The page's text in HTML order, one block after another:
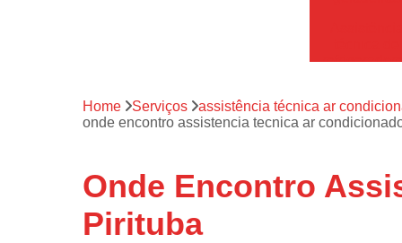
técnica de
secadoras
fogão
Home Serviços assistência técnica ar
onde encontro assistencia tecnica ar
Onde Encontro
Pirituba